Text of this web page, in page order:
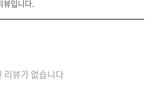
입니다.
리뷰가 없습니다